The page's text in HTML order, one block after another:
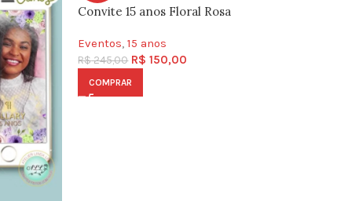
Convite 15 anos Floral Rosa
Eventos, 15 anos
R$245,00 R$ 150,00
COMPRAR